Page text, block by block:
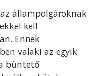
állampolgároknak
kell
Ennek
valaki az egyik
büntető